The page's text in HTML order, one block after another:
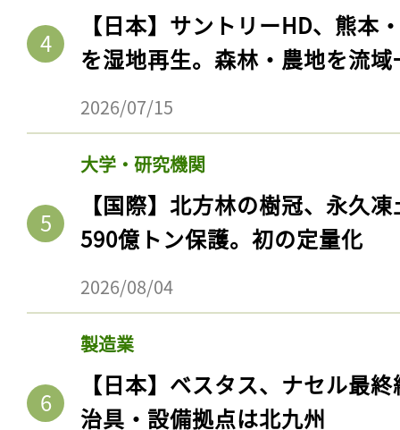
【日本】サントリーHD、熊本
を湿地再生。森林・農地を流
2026/07/15
大学・研究機関
【国際】北方林の樹冠、永久
590億トン保護。初の定量化
2026/08/04
製造業
【日本】ベスタス、ナセル最
治具・設備拠点は北九州